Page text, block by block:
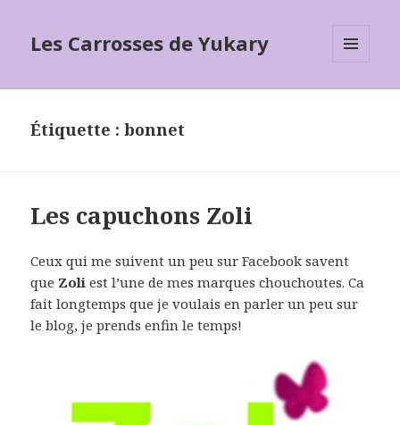
Les Carrosses de Yukary
Étiquette :bonnet
Les capuchons Zoli
Ceux qui me suivent un peu sur Facebook savent
que Zoli est l’une de mes marques chouchoutes. Ca
fait longtemps que je voulais en parler un peu sur
le blog, je prends enfin le temps!